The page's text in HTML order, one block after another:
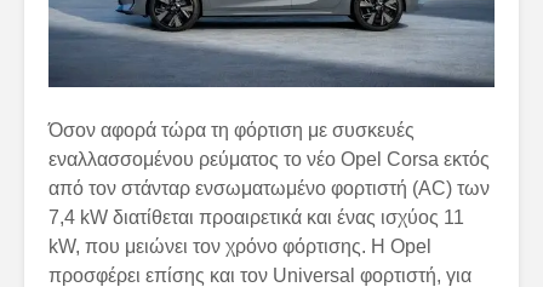
Όσον αφορά τώρα τη φόρτιση με συσκευές
εναλλασσομένου ρεύματος το νέο Opel Corsa εκτός
από τον στάνταρ ενσωματωμένο φορτιστή (AC) των
7,4 kW διατίθεται προαιρετικά και ένας ισχύος 11
kW, που μειώνει τον χρόνο φόρτισης. Η Opel
προσφέρει επίσης και τον Universal φορτιστή, για